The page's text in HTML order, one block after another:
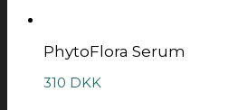
PhytoFlora Serum
310 DKK